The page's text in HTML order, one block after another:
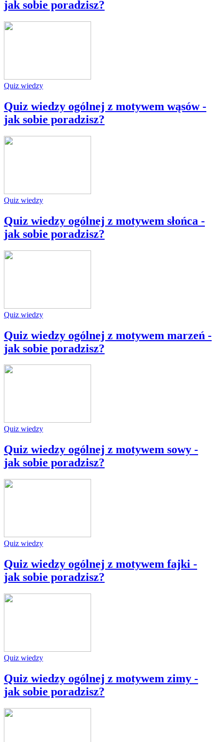
jak sobie poradzisz?
Quiz wiedzy
Quiz wiedzy ogólnej z motywem wąsów -
jak sobie poradzisz?
Quiz wiedzy
Quiz wiedzy ogólnej z motywem słońca -
jak sobie poradzisz?
Quiz wiedzy
Quiz wiedzy ogólnej z motywem marzeń -
jak sobie poradzisz?
Quiz wiedzy
Quiz wiedzy ogólnej z motywem sowy -
jak sobie poradzisz?
Quiz wiedzy
Quiz wiedzy ogólnej z motywem fajki -
jak sobie poradzisz?
Quiz wiedzy
Quiz wiedzy ogólnej z motywem zimy -
jak sobie poradzisz?